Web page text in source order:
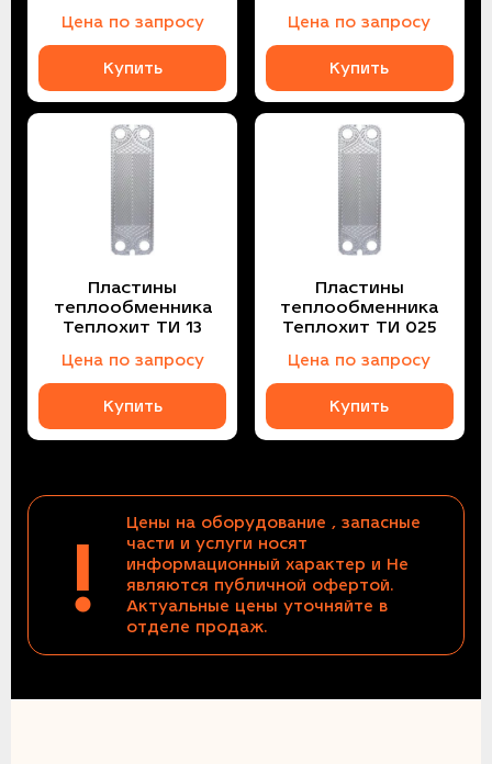
Цена по запросу
Купить
Цена по запросу
Купить
Пластины
теплообменника
Теплохит ТИ 13
Цена по запросу
Купить
Пластины
теплообменника
Теплохит ТИ 025
Цена по запросу
Купить
!
Цены на оборудование , запасные
части и услуги носят
информационный характер и Не
являются публичной офертой.
Актуальные цены уточняйте в
отделе продаж.